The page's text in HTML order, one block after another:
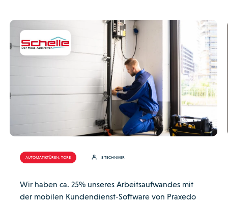
AUTOMATIKTÜREN, TORE 8 TECHNIKER
Wir haben ca. 25% unseres Arbeitsaufwandes mit
der mobilen Kundendienst-Software von Praxedo